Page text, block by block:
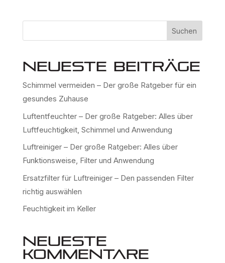
Suchen
Neueste Beiträge
Schimmel vermeiden – Der große Ratgeber für ein
gesundes Zuhause
Luftentfeuchter – Der große Ratgeber: Alles über
Luftfeuchtigkeit, Schimmel und Anwendung
Luftreiniger – Der große Ratgeber: Alles über
Funktionsweise, Filter und Anwendung
Ersatzfilter für Luftreiniger – Den passenden Filter
richtig auswählen
Feuchtigkeit im Keller
Neueste
Kommentare